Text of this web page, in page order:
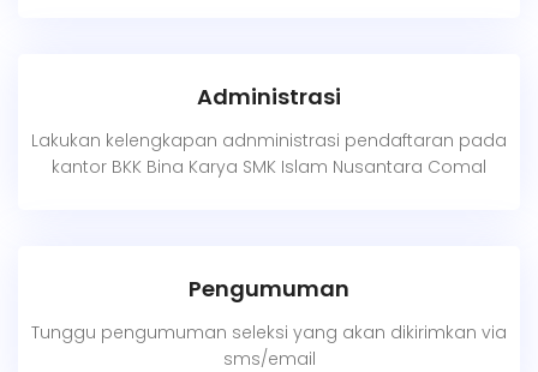
Administrasi
Lakukan kelengkapan adnministrasi pendaftaran pada
kantor BKK Bina Karya SMK Islam Nusantara Comal
Pengumuman
Tunggu pengumuman seleksi yang akan dikirimkan via
sms/email